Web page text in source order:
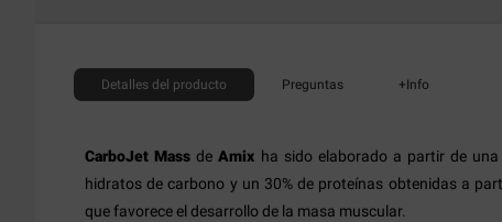
Detalles del producto Preguntas +Info
CarboJet Mass deAmix ha sido elaborado a partir de
hidratos de carbono y un 30% de proteínas obtenidas a
que favorece el desarrollo de la masa muscular.